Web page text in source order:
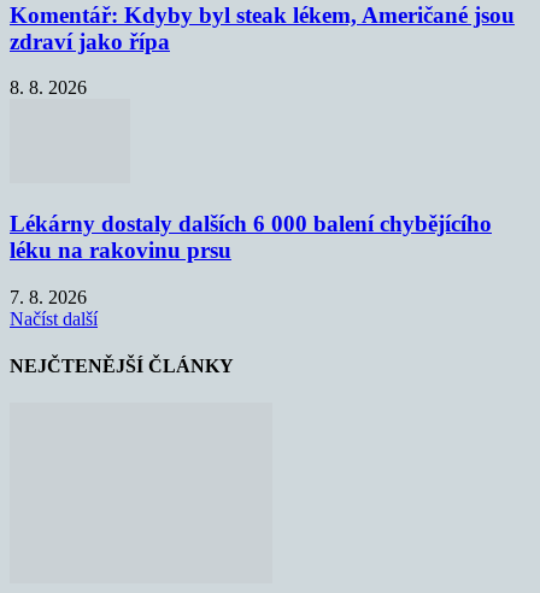
Komentář: Kdyby byl steak lékem, Američané jsou
zdraví jako řípa
8. 8. 2026
Lékárny dostaly dalších 6 000 balení chybějícího
léku na rakovinu prsu
7. 8. 2026
Načíst další
NEJČTENĚJŠÍ ČLÁNKY